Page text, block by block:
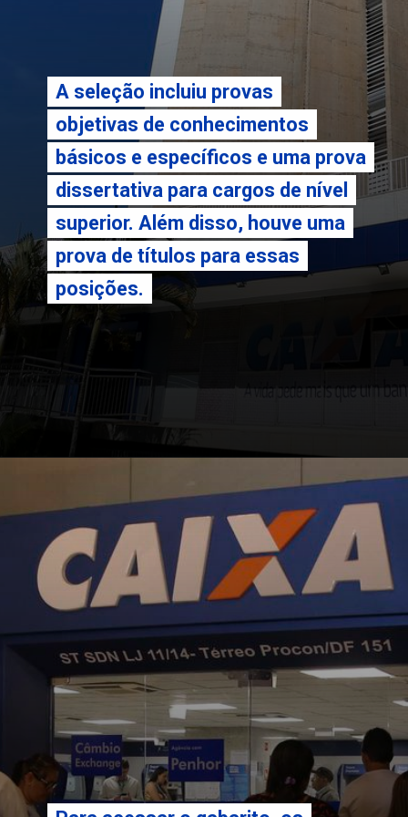
A seleção incluiu provas
objetivas de conhecimentos
básicos e específicos e uma prova
dissertativa para cargos de nível
superior. Além disso, houve uma
prova de títulos para essas
posições.
A seleção incluiu provas
objetivas de conhecimentos
básicos e específicos e uma prova
dissertativa para cargos de nível
superior. Além disso, houve uma
prova de títulos para essas
posições.
https://falaregional.com.br/concurso-da-caixa-economica-federal-resultado-sai-no-site-da-fundacao-cesgranrio.html